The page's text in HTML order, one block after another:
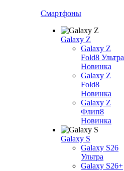
Смартфоны
Galaxy Z
Galaxy Z
Fold8 Ультра
Новинка
Galaxy Z
Fold8
Новинка
Galaxy Z
Флип8
Новинка
Galaxy S
Galaxy S26
Ультра
Galaxy S26+